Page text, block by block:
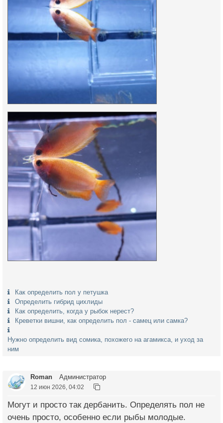
Как определить пол у петушка
Определить гибрид цихлиды
Как определить, когда у рыбок нерест?
Креветки вишни, как определить пол - самец или самка?
Нужно определить вид сомика, похожего на агамикса, и уход за
ним
Roman Администратор
12 июн 2026, 04:02
Могут и просто так дербанить. Определять пол не
очень просто, особенно если рыбы молодые.